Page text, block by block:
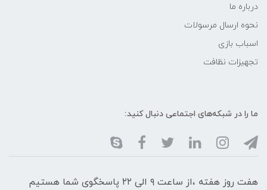
درباره ما
نحوه ارسال مرسولات
اسباب بازی
تجهیزات نظافت
ما را در شبکه‌های اجتماعی دنبال کنید:
هفت روز هفته ،از ساعت ۹ الی ۲۲ پاسخگوی شما هستیم